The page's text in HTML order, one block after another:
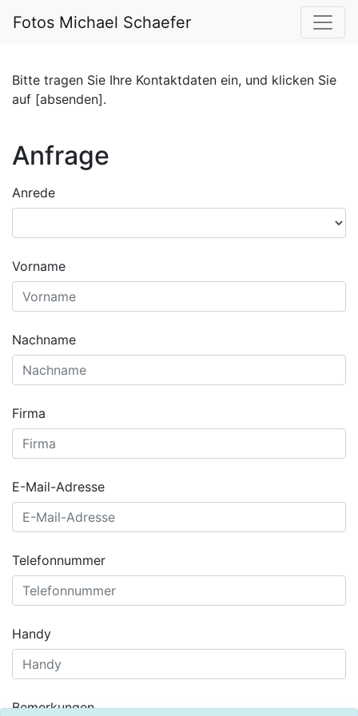
Fotos Michael Schaefer
Bitte tragen Sie Ihre Kontaktdaten ein, und klicken Sie
auf [absenden].
Anfrage
Anrede
Vorname
Nachname
Firma
E-Mail-Adresse
Telefonnummer
Handy
Bemerkungen